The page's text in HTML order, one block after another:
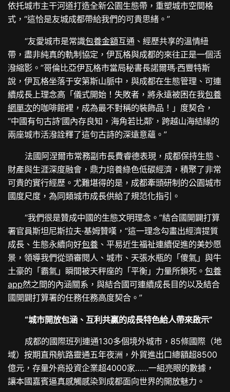
依托城市主干河道打造全新公園生態帶，重塑城市空間格
式，“這恰是友城成都帶給我們的可貴思緒。”
“友愛城市是常識包養金額互通、經歷共享的溫情紐
帶，盡非純真的軌制協定，伊瓦格與成都的來往正是一個活
潑縮影。”哥倫比亞伊瓦格市當局秘書長諾爾瑪·西豐特斯
說，伊瓦格坐落于安第斯山脈中，與成都在生態管理、可連
續成長上理念高「儀式開始！失敗者，將永遠被困在我包養
網單次的咖啡館裡，成為最不對稱的裝飾品！」度契合，
“中國有句古詩‘國內存良知，海角若比鄰’，跨越山海結緣的
兩座城市活潑詮釋了這句古詩的深遠意蘊。”
法國阿涅爾市常務副市長費睿德表現，成都保持生態、
財產與生涯深度融會，鼎力培養綠色低碳經濟，積聚了非常
可貴的實行經歷。尤難堪得的是，成都牽頭研制的公園城市
國度尺度，為同類城市成長供給了規范化指引。
“我們很是贊成中國的生態文明理念。”結合國開闢打算
署官員斯坦尼斯拉夫·基姆贊嘆，“這一理念勾畫出經濟提質
成長、生態永續向好包養 、平易近生福祉連續促進的美妙愿
景，領導我們從頭審閱人、城市、天張水瓶的「傻氣」與牛
土豪的「霸氣」瞬間被天秤座的「平衡」力量所鎖死。包養
app然之間的內涵關系，與結合國可連續成長目的以及結合
國開闢打算署的任務任務高度契合。”
“城市開放包涵、互利共贏的成長特色給人帶來啟示”
成都的國際班列連通130多個境外城市，85條國際（地
域）按期直飛航路靈通五年夜洲，外貿進出口總額超8500
億元，存量外商投資企業超4000家……一組亮眼的數據，
讓本國嘉賓逼真感觸感染到成都面向世界的開放魅力。